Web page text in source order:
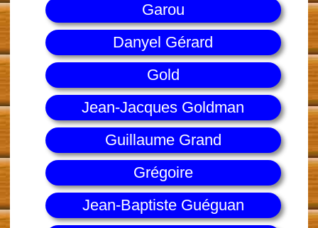
Garou
Danyel Gérard
Gold
Jean-Jacques Goldman
Guillaume Grand
Grégoire
Jean-Baptiste Guéguan